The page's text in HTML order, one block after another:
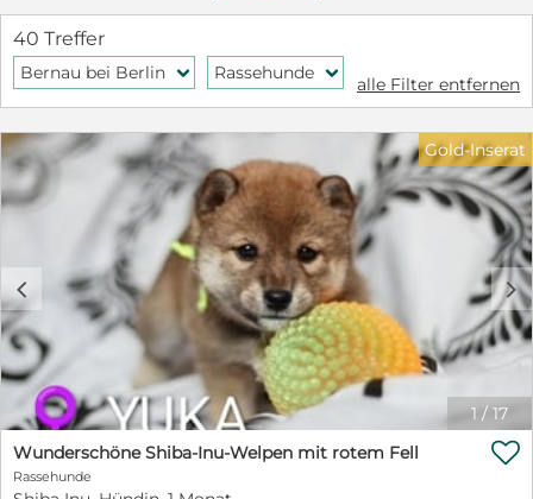
40 Treffer
Bernau bei Berlin f Rassehunde f
alle Filter entfernen
1 / 17
c d
Gold-Inserat
Wunderschöne Shiba-Inu-Welpen mit rotem Fell
Rassehunde
